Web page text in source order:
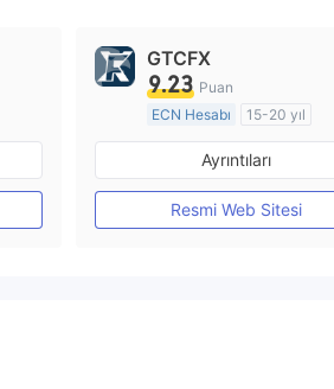
Düzenleyici Ülke/Bölge: Avustralya
GTCFX
9.23 Puan
ECN Hesabı
15-20 yıl
Pazar Yapıcılık (MM)
MT4 Tam Lisans
Ayrıntıları
Resmi Web Sitesi